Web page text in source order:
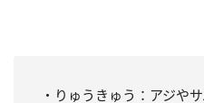
・りゅうきゅう：アジや